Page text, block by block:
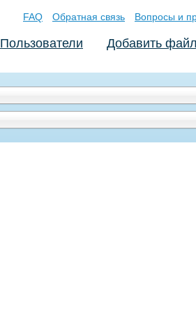
FAQ Обратная связь Вопросы и
Пользователи Добавить